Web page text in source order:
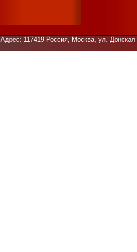
Адрес: 117419 Россия, Москва, ул.